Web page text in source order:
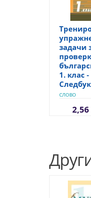
задачи
1. клас
СЛОВО